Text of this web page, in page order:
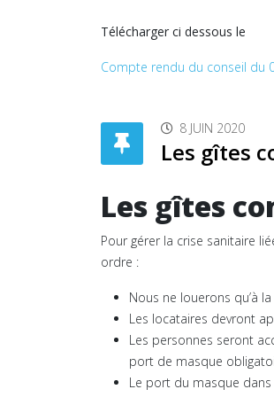
Télécharger ci dessous le
Compte rendu du conseil du
8 JUIN 2020
Les gîtes
Les gîtes
Pour gérer la crise sanitaire
ordre :
Nous ne louerons qu’à
Les locataires devront
Les personnes seront
port de masque
Le port du masque